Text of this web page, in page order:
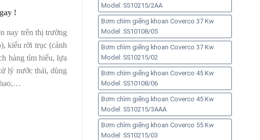
Model: SS10215/2AA
Bơm chìm giếng khoan Coverco 37 Kw
Model: SS10108/05
Bơm chìm giếng khoan Coverco 37 Kw
Model: SS10215/02
Bơm chìm giếng khoan Coverco 45 Kw
Model: SS10108/06
Bơm chìm giếng khoan Coverco 45 Kw
Model: SS10215/3AAA
Bơm chìm giếng khoan Coverco 55 Kw
Model: SS10215/03
!
nay trên thị trường
kiểu rời trục (cánh
hàng tìm hiểu, lựa
lý nước thải, dùng